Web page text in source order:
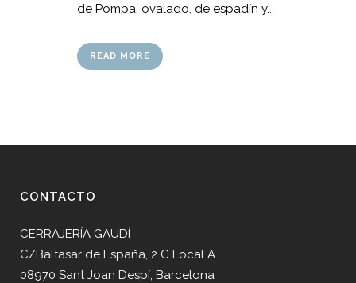
de Pompa, ovalado, de espadín y...
READ MORE
CONTACTO
CERRAJERÍA GAUDÍ
C/Baltasar de España, 2 C Local A
08970 Sant Joan Despí, Barcelona